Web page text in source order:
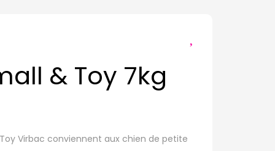
& Toy 7kg
Virbac conviennent aux chien de petite